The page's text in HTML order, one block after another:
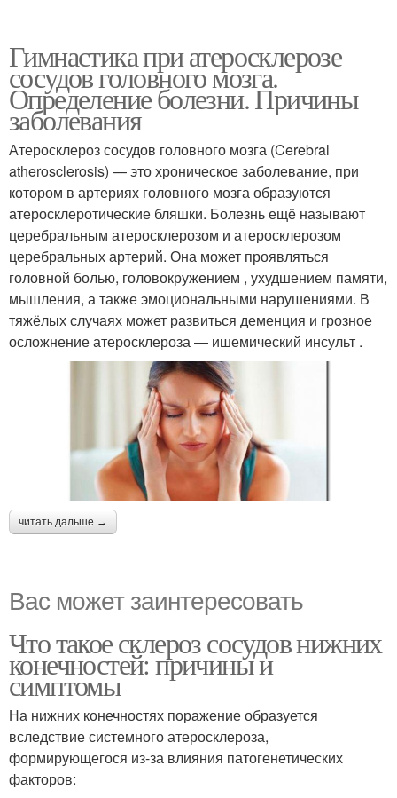
Гимнастика при атеросклерозе
сосудов головного мозга.
Определение болезни. Причины
заболевания
Атеросклероз сосудов головного мозга (Cerebral
atherosclerosis) — это хроническое заболевание, при
котором в артериях головного мозга образуются
атеросклеротические бляшки. Болезнь ещё называют
церебральным атеросклерозом и атеросклерозом
церебральных артерий. Она может проявляться
головной болью, головокружением , ухудшением памяти,
мышления, а также эмоциональными нарушениями. В
тяжёлых случаях может развиться деменция и грозное
осложнение атеросклероза — ишемический инсульт .
читать дальше →
Вас может заинтересовать
Что такое склероз сосудов нижних
конечностей: причины и
симптомы
На нижних конечностях поражение образуется
вследствие системного атеросклероза,
формирующегося из-за влияния патогенетических
факторов: